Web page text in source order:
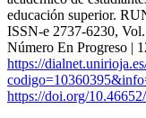
educación superior.
ISSN-e 2737-6230,
Número En Progreso |
https://
https://doi.org/